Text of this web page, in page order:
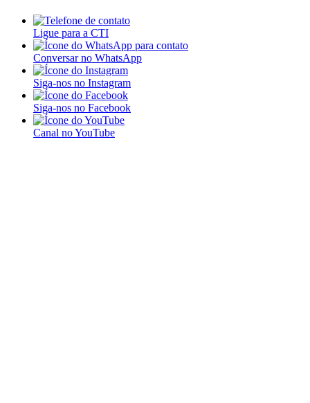
Ligue para a CTI
Conversar no WhatsApp
Siga-nos no Instagram
Siga-nos no Facebook
Canal no YouTube